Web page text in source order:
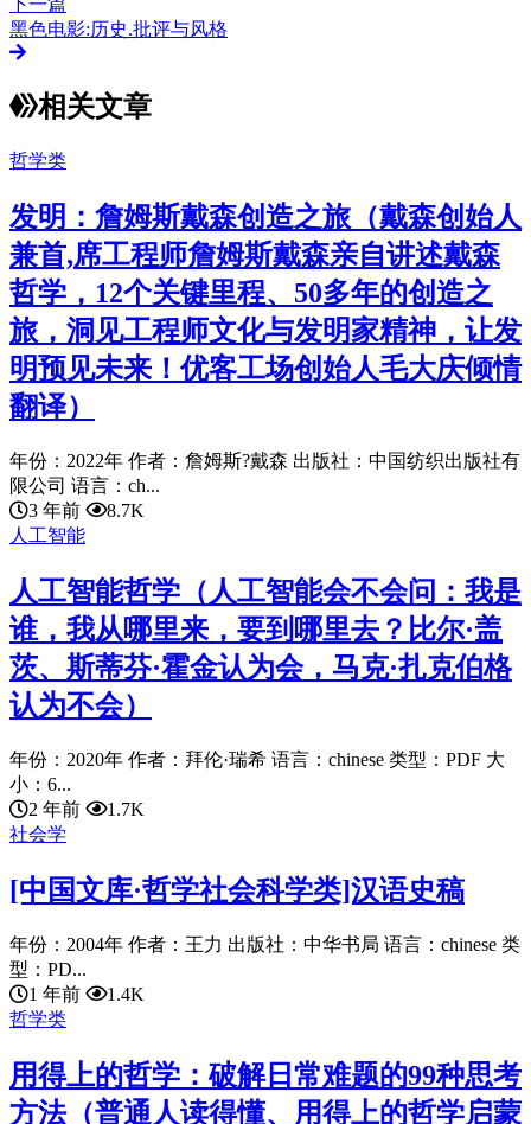
下一篇
黑色电影:历史.批评与风格
相关文章
哲学类
发明：詹姆斯戴森创造之旅（戴森创始人
兼首,席工程师詹姆斯戴森亲自讲述戴森
哲学，12个关键里程、50多年的创造之
旅，洞见工程师文化与发明家精神，让发
明预见未来！优客工场创始人毛大庆倾情
翻译）
年份：2022年 作者：詹姆斯?戴森 出版社：中国纺织出版社有
限公司 语言：ch...
3 年前
8.7K
人工智能
人工智能哲学（人工智能会不会问：我是
谁，我从哪里来，要到哪里去？比尔·盖
茨、斯蒂芬·霍金认为会，马克·扎克伯格
认为不会）
年份：2020年 作者：拜伦·瑞希 语言：chinese 类型：PDF 大
小：6...
2 年前
1.7K
社会学
[中国文库·哲学社会科学类]汉语史稿
年份：2004年 作者：王力 出版社：中华书局 语言：chinese 类
型：PD...
1 年前
1.4K
哲学类
用得上的哲学：破解日常难题的99种思考
方法（普通人读得懂、用得上的哲学启蒙